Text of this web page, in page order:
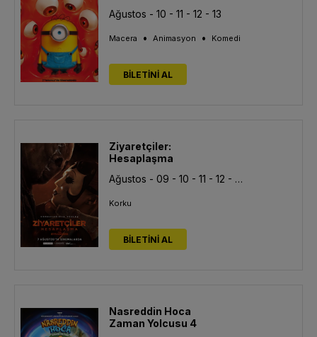
Ağustos - 10 - 11 - 12 - 13
Macera • Animasyon • Komedi
BİLETİNİ AL
Ziyaretçiler:
Hesaplaşma
Ağustos - 09 - 10 - 11 - 12 - 13
Korku
BİLETİNİ AL
Nasreddin Hoca
Zaman Yolcusu 4